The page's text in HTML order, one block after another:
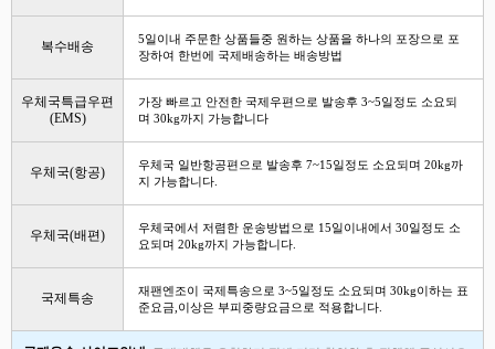
복수배송
5일이내 주문한 상품들중 원하는 상품을 하나의 포장으로 포
장하여 한번에 국제배송하는 배송방법
우체국특급우편
(EMS)
가장 빠르고 안전한 국제우편으로 발송후 3~5일정도 소요되
며 30kg까지 가능합니다
우체국(항공)
우체국 일반항공편으로 발송후 7~15일정도 소요되며 20kg까
지 가능합니다.
우체국(배편)
우체국에서 저렴한 운송방법으로 15일이내에서 30일정도 소
요되며 20kg까지 가능합니다.
국제특송
재팬엔조이 국제특송으로 3~5일정도 소요되며 30kg이하는 표
준요금,이상은 부피중량요금으로 적용합니다.